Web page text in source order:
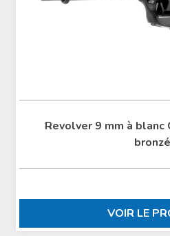
Revolver 9 mm à blanc
bronzé
VOIR LE